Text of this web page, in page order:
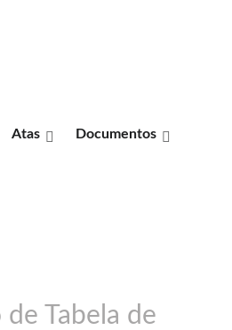
Atas Documentos
Tabela de